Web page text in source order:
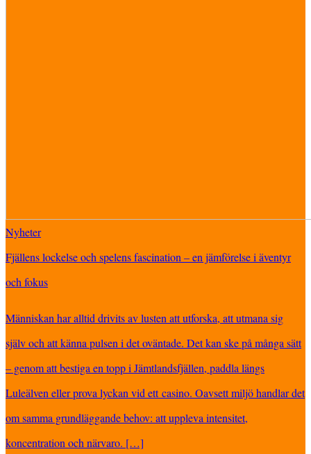
Nyheter
Fjällens lockelse och spelens fascination – en jämförelse i äventyr
och fokus
Människan har alltid drivits av lusten att utforska, att utmana sig
själv och att känna pulsen i det oväntade. Det kan ske på många sätt
– genom att bestiga en topp i Jämtlandsfjällen, paddla längs
Luleälven eller prova lyckan vid ett casino. Oavsett miljö handlar det
om samma grundläggande behov: att uppleva intensitet,
koncentration och närvaro. […]